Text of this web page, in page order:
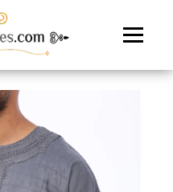
انتقل
المحتوى